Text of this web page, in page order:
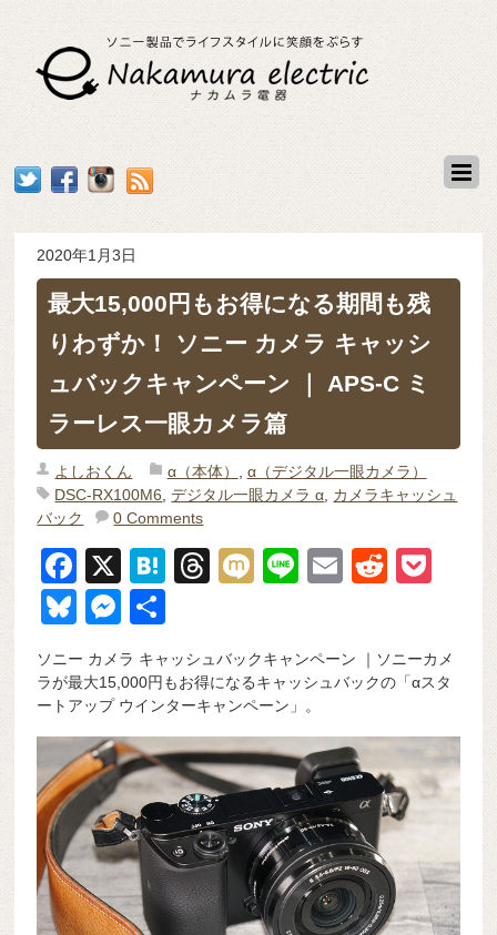
2020年1月3日
最大15,000円もお得になる期間も残
りわずか！ ソニー カメラ キャッシ
ュバックキャンペーン ｜ APS-C ミ
ラーレス一眼カメラ篇
よしおくん α（本体）
α（デジタル一眼カメラ）
DSC-RX100M6 ,デジタル一眼カメラ α カメラキャッシュ
バック
0 Comments
F
a
c
e
b
o
o
k
X
H
n
a
T
a
d
s
M
Li
E
R
di et
Bl
e
sk
y
M
ss
e
n
g
er
ソニー カメラ キャッシュバックキャンペーン ｜ソニーカメ
ラが最大15,000円もお得になるキャッシュバックの「αスタ
ートアップ ウインターキャンペーン」。